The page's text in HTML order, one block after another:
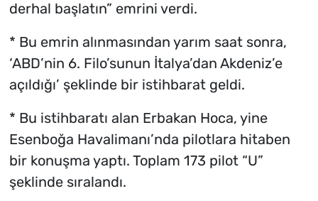
derhal başlatın” emrini verdi.
* Bu emrin alınmasından yarım saat sonra,
‘ABD’nin 6. Filo’sunun İtalya’dan Akdeniz’e
açıldığı’ şeklinde bir istihbarat geldi.
* Bu istihbaratı alan Erbakan Hoca, yine
Esenboğa Havalimanı’nda pilotlara hitaben
bir konuşma yaptı. Toplam 173 pilot “U”
şeklinde sıralandı.